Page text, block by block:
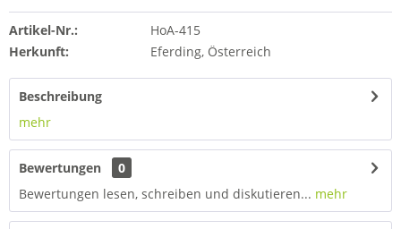
Artikel-Nr.:
HoA-415
Herkunft:
Eferding, Österreich
Beschreibung
mehr
Bewertungen
0
Bewertungen lesen, schreiben und diskutieren... mehr